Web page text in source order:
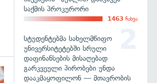
საქმის პროკურორი
1463 ნახვა
სტუდენტებმა სახელმწიფო
უნივერსიტეტებში სრული
დაფინანსების მისაღებად
გარკვეული პირობები უნდა
დააკმაყოფილონ — მთავრობის